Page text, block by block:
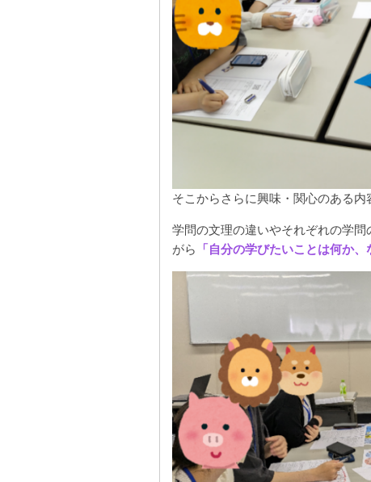
そこからさらに興味・関心のある
学問の文理の違いやそれぞれの学
がら
「自分の学びたいことは何か、